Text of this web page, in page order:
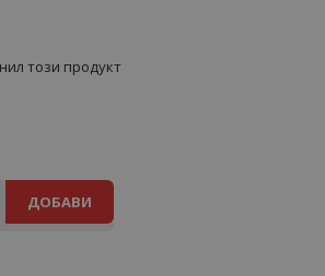
този продукт
ДОБАВИ